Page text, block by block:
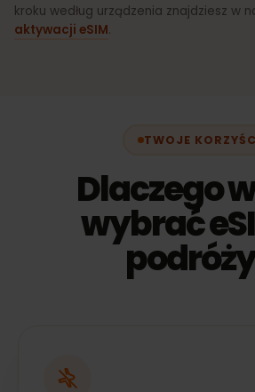
kroku według urządzenia znajdziesz w
aktywacji eSIM.
TWOJE
Dlaczego
wybrać